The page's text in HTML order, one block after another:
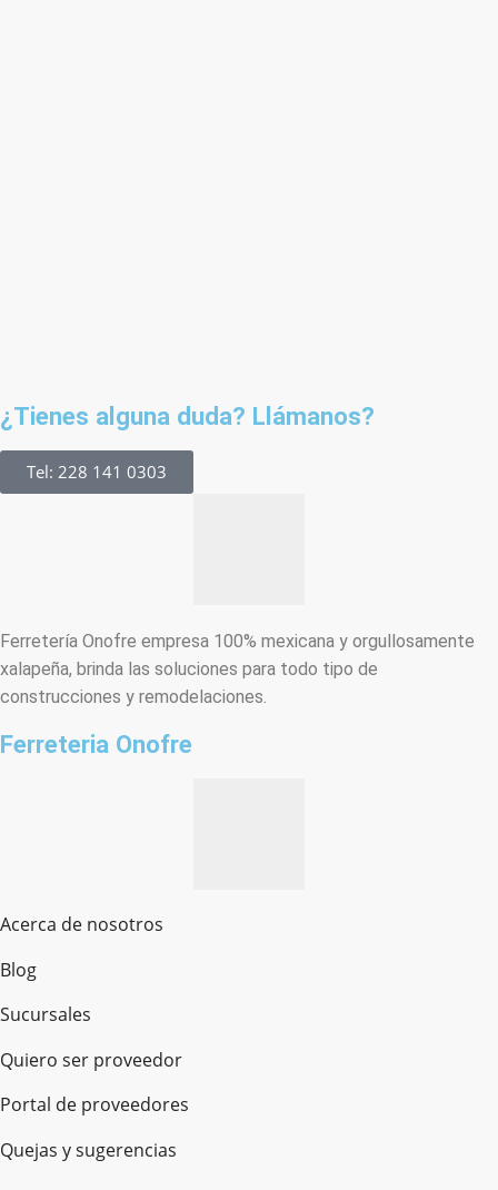
¿Tienes alguna duda? Llámanos?
Tel: 228 141 0303
Ferretería Onofre empresa 100% mexicana y orgullosamente
xalapeña, brinda las soluciones para todo tipo de
construcciones y remodelaciones.
Ferreteria Onofre
Acerca de nosotros
Blog
Sucursales
Quiero ser proveedor
Portal de proveedores
Quejas y sugerencias